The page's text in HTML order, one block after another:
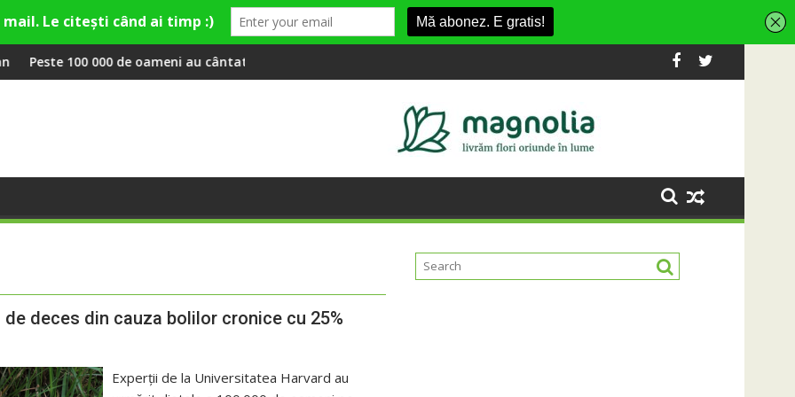
și Theo Rose și comercianți români parteneri, în premieră la Fashion Village
oameni au cântat, la Untold, împreună cu StingRIVUS transformă fosta platformă Carbochim într-un nou centru cultural și de
Când luna devine o întrebare
deces din cauza bolilor cronice cu 25%
Experții de la Universitatea Harvard au